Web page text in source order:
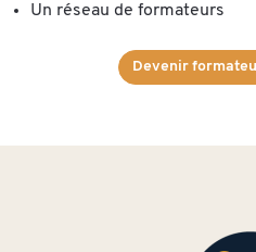
Un réseau de formateurs
Devenir